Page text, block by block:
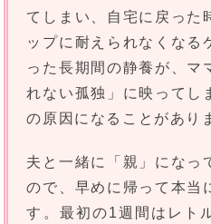
てしまい、自宅に戻った
ップに耐えられなくなる
った長期間の静養が、マ
れない孤独」に映ってし
の原因になることがあり
夫と一緒に「親」になっ
ので、早めに帰って本当
す。最初の1週間はレト